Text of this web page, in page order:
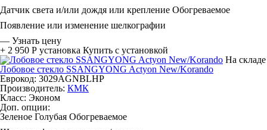
Датчик света и/или дождя или крепление Обогреваемое
Появление или изменение шелкографии
— Узнать цену
+ 2 950 Р установка Купить с установкой
На складе
Лобовое стекло SSANGYONG Actyon New/Korando
Еврокод: 3029AGNBLHP
Производитель: КМК
Класс: Эконом
Доп. опции:
Зеленое Голубая Обогреваемое